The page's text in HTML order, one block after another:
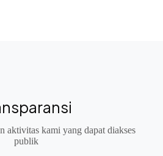
aktivitas kami yang dapat diakses
publik